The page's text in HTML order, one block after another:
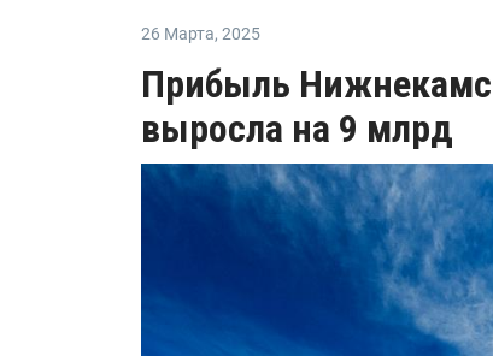
26 Марта, 2025
Прибыль
выросла на 9 млрд